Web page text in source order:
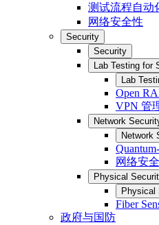
测试流程自动
网络安全性
Security
Security
Lab Testing for
Lab
Open
VPN 管
Network
Network
网络安
Physical
Physical
Fiber
政府与国防